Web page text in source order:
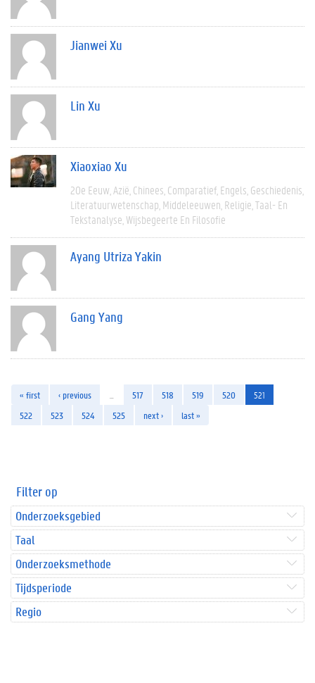
Jianwei Xu
Lin Xu
Xiaoxiao Xu
20e Eeuw Azië Chinees Comparatief Engels Geschiedenis
Literatuurwetenschap Middeleeuwen Religie Taal- En
Tekstanalyse Wijsbegeerte En Filosofie
Ayang Utriza Yakin
Gang Yang
« first ‹ previous 517 518 519 520
521
522
523 524 525 next › last »
Filter op
Onderzoeksgebied
Taal
Onderzoeksmethode
Tijdsperiode
Regio